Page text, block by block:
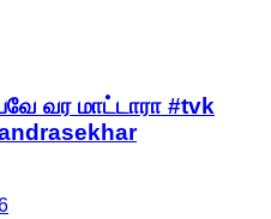
வர மாட்டாரா #tvk